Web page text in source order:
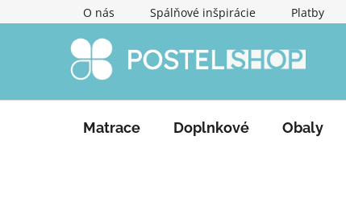
na
O nás Spálňové inšpirácie Platby
Matrace Doplnkové Obaly